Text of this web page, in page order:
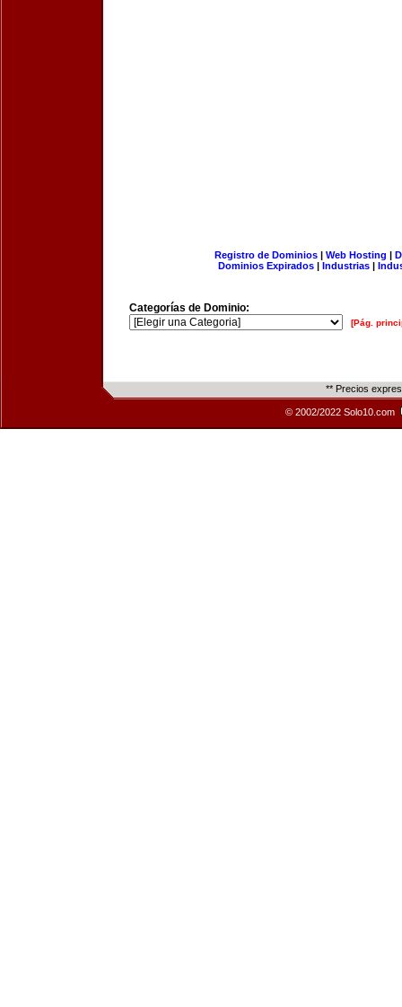
Registro de Dominios| Web Hosting |
Dominios Expirados | Industrias |
Categorías de Dominio:
[Pág.
** Precios
© 2002/2022 Solo10.com